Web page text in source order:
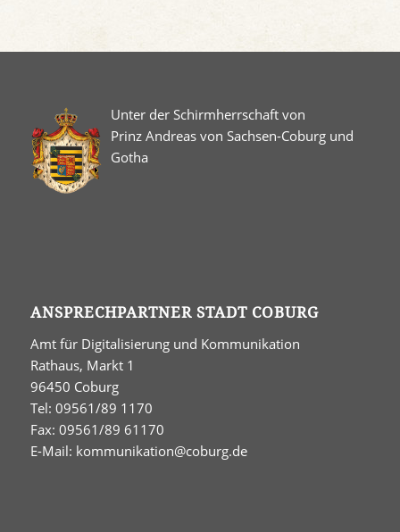
Unter der Schirmherrschaft von
Prinz Andreas von Sachsen-Coburg und
Gotha
ANSPRECHPARTNER STADT COBURG
Amt für Digitalisierung und Kommunikation
Rathaus, Markt 1
96450 Coburg
Tel: 09561/89 1170
Fax: 09561/89 61170
E-Mail: kommunikation@coburg.de